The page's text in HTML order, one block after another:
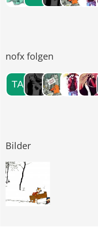
nofx folgen
Bilder